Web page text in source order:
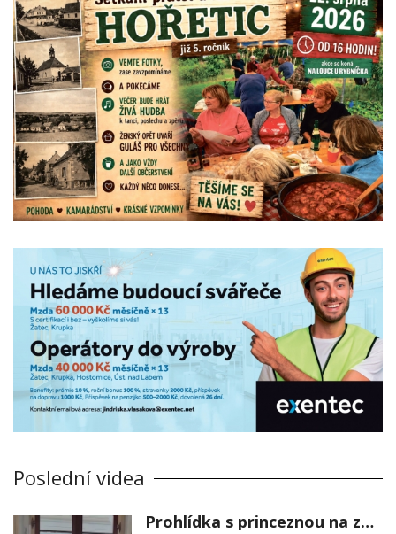
Poslední videa
Prohlídka s princeznou na zámku Stekník